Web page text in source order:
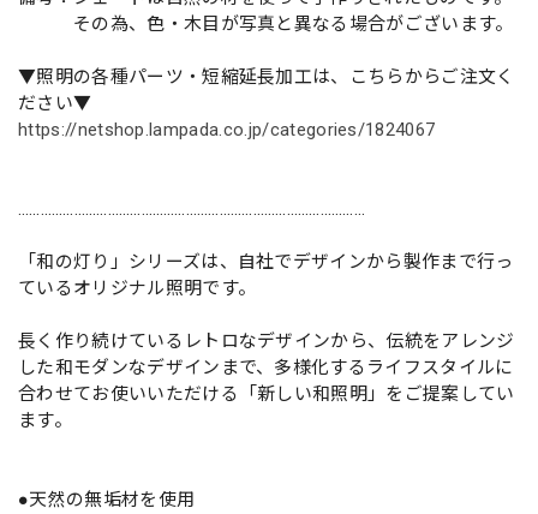
その為、色・木目が写真と異なる場合がございます。
▼照明の各種パーツ・短縮延長加工は、こちらからご注文く
ださい▼
https://netshop.lampada.co.jp/categories/1824067
…………………………………………………………………………………
「和の灯り」シリーズは、自社でデザインから製作まで行っ
ているオリジナル照明です。
長く作り続けているレトロなデザインから、伝統をアレンジ
した和モダンなデザインまで、多様化するライフスタイルに
合わせてお使いいただける「新しい和照明」をご提案してい
ます。
●天然の無垢材を使用